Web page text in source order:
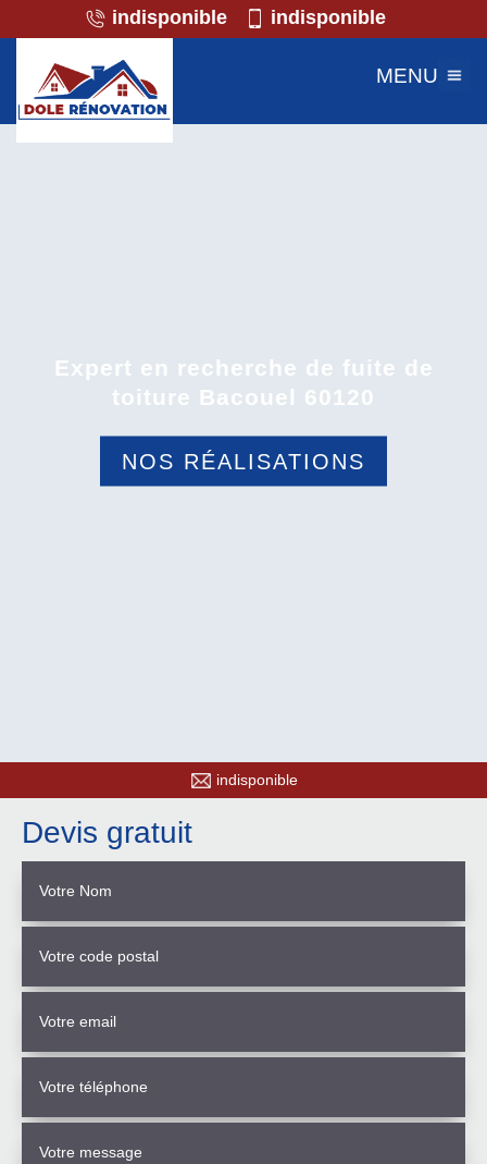
indisponible indisponible
MENU
Expert en recherche de fuite de
toiture Bacouel 60120
NOS RÉALISATIONS
indisponible
Devis gratuit